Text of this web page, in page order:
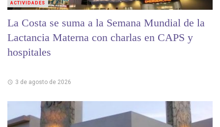
La Costa se suma a la Semana Mundial de la
Lactancia Materna con charlas en CAPS y
hospitales
3 de agosto de 2026
ACTIVIDADES